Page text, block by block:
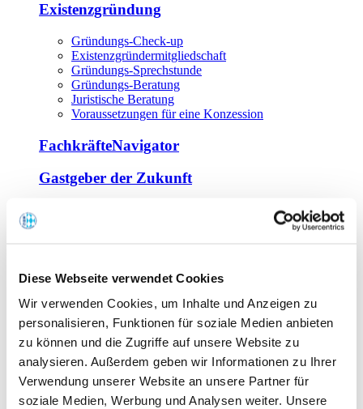
Diese Webseite verwendet Cookies
Wir verwenden Cookies, um Inhalte und Anzeigen zu
personalisieren, Funktionen für soziale Medien anbieten
zu können und die Zugriffe auf unsere Website zu
analysieren. Außerdem geben wir Informationen zu Ihrer
Verwendung unserer Website an unsere Partner für
soziale Medien, Werbung und Analysen weiter. Unsere
Existenzgründung
Gründungs-Check-up
Existenzgründermitgliedschaft
Gründungs-Sprechstunde
Gründungs-Beratung
Juristische Beratung
Voraussetzungen für eine Konzession
FachkräfteNavigator
Gastgeber der Zukunft
Offene Seminare
Tagen im Palais
Wirte-und Unternehmerbrief
Lernplattform BOUNTI
Partner
Branchennahe Organisationen